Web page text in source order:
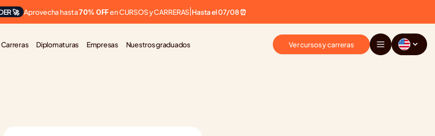
🚀 Aprovecha hasta 70% OFF en CURSOS y CARRERAS Hasta el 07/08 ⏰
Carreras Diplomaturas Empresas Nuestros graduados Ver cursos y carreras